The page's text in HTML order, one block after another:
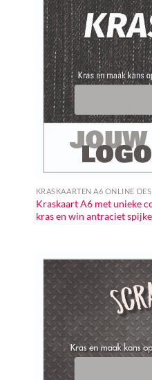
KRASKAARTEN A6 ONLINE
Kraskaart A6 met unieke
kras en win antraciet